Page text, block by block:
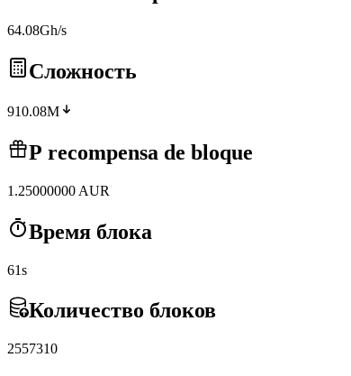
64.08Gh/s
Сложность
910.08M
Р recompensa de bloque
1.25000000 AUR
Время блока
61s
Количество блоков
2557310